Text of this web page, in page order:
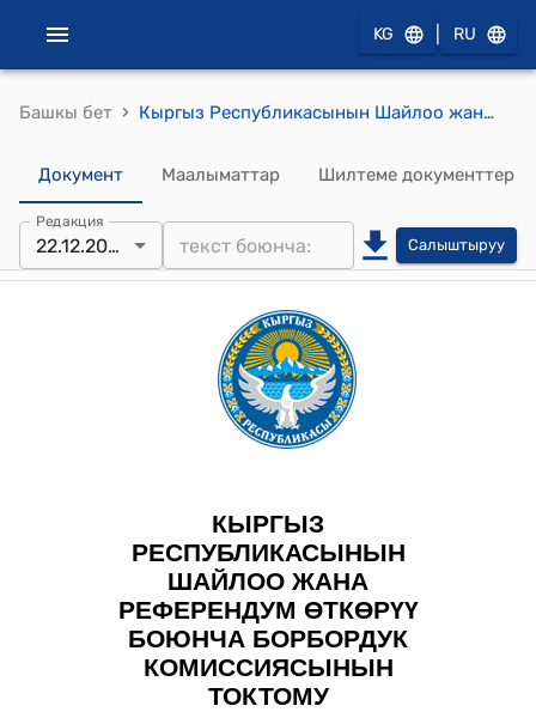
KG RU
Башкы бет › Кыргыз Республикасынын Шайлоо жана референдум өткөрүү боюнча борбордук комиссиясынынын 2025-жылдын 22-декабрындагы № 195 "Бишкек, Аламүдүн, Ысык-Ата, Москва, Баткен, Токтогул, Жети-Өгүз, Ысык-Көл, Тоң жана Каракол аймактык шайлоо комиссияларынын Кыргыз Республикасынын жергиликтүү кеңештеринин кээ бир депутаттарынын ыйгарым укуктарын мөөнөтүнөн мурда токтотуу, катталган талапкерлерди депутаттыкка талапкерлердин тизмесинен чыгаруу жана бош калган мандаттарды жергиликтүү кеңештердин депутаттыгына талапкерлерге өткөрүп берүү жөнүндө чечимдерин бекитүү тууралуу" токтому
Документ Маалыматтар Шилтеме документтер
Редакция
22.12.2025 Салыштыруу